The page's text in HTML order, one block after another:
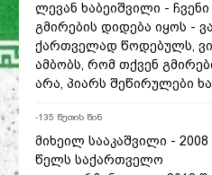
ლევან ხაბეიშვილი - ჩვენი
გმირების დიდება იყოს -
ქართველად წოდებულს,
ამბობს, რომ თქვენ
არა, პიარს შეწირულები
-135 წუთის წინ
მიხეილ სააკაშვილი - 2008
წელს საქართველო